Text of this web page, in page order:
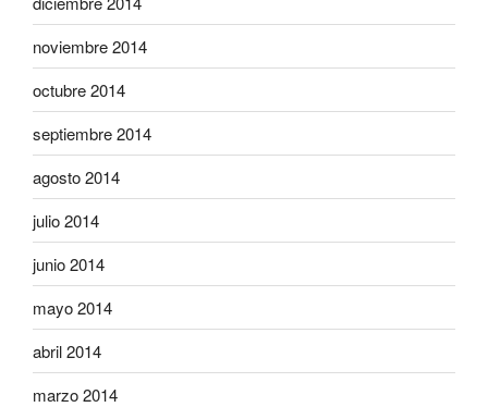
noviembre 2014
octubre 2014
septiembre 2014
agosto 2014
julio 2014
junio 2014
mayo 2014
abril 2014
marzo 2014